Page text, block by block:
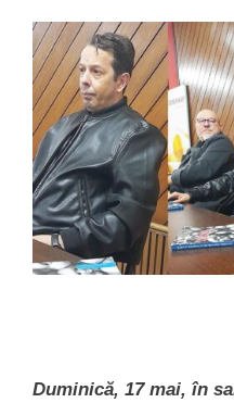
Duminică, 17 mai, în